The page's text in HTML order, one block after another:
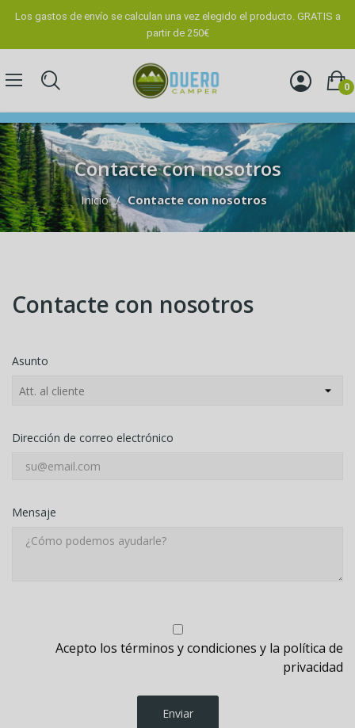
Los gastos de envío se calculan una vez elegido el producto. GRATIS a
partir de 250€
0
Contacte con nosotros
Inicio Contacte con nosotros
Contacte con nosotros
Asunto
Dirección de correo electrónico
Mensaje
Acepto los términos y condiciones y la política de
privacidad